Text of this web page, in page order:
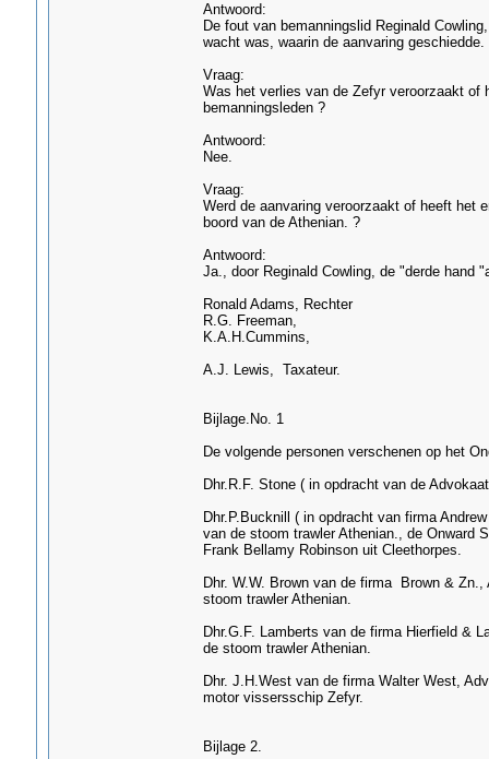
Antwoord:
De fout van bemanningslid Reginald
wacht was, waarin de aanvaring geschiedde.
Vraag:
Was het verlies van de Zefyr veroorzaakt of
bemanningsleden ?
Antwoord:
Nee.
Vraag:
Werd de aanvaring veroorzaakt of heeft het
boord van de Athenian. ?
Antwoord:
Ja., door Reginald Cowling, de "derde hand
Ronald Adams, Rechter
R.G. Freeman,
K.A.H.Cummins,
A.J. Lewis, Taxateur.
Bijlage.No. 1
De volgende personen verschenen op het
Dhr.R.F. Stone ( in opdracht van de
Dhr.P.Bucknill ( in opdracht van firma
van de stoom trawler Athenian., de Onward
Frank Bellamy Robinson uit Cleethorpes.
Dhr. W.W. Brown van de firma Brown &
stoom trawler Athenian.
Dhr.G.F. Lamberts van de firma Hierfield &
de stoom trawler Athenian.
Dhr. J.H.West van de firma Walter West,
motor vissersschip Zefyr.
Bijlage 2.